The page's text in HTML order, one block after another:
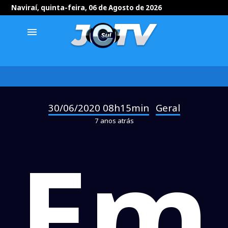
Naviraí, quinta-feira, 06 de Agosto de 2026
menu
30/06/2020 08h15min Geral
7 anos atrás